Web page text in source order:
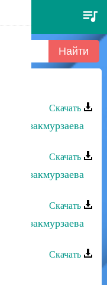
Скачать
Казакмурзаева
Скачать
Казакмурзаева
Скачать
Казакмурзаева
Скачать